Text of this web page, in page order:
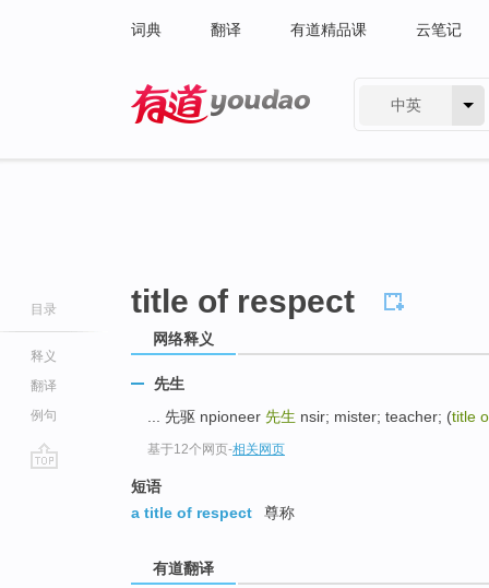
词典 翻译 有道精品课 云笔记
中英
目录
释义
翻译
例句
title of respect
网络释义
先生
... 先驱 npioneer 先生 nsir; mister; teacher; (title
基于12个网页-相关网页
短语
a title of respect
尊称
有道翻译